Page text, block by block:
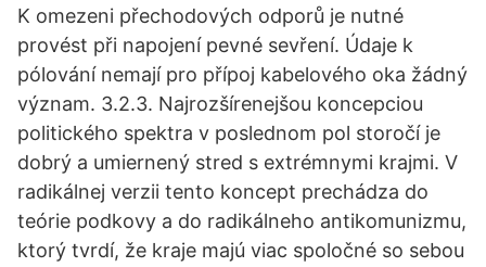
K omezeni přechodových odporů je nutné
provést při napojení pevné sevření. Údaje k
pólování nemají pro přípoj kabelového oka žádný
význam. 3.2.3. Najrozšírenejšou koncepciou
politického spektra v poslednom pol storočí je
dobrý a umiernený stred s extrémnymi krajmi. V
radikálnej verzii tento koncept prechádza do
teórie podkovy a do radikálneho antikomunizmu,
ktorý tvrdí, že kraje majú viac spoločné so sebou